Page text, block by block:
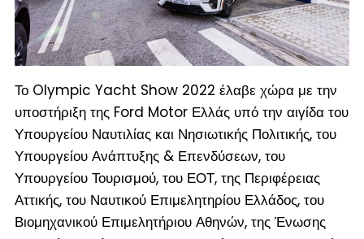
Το Olympic Yacht Show 2022 έλαβε χώρα με την
υποστήριξη της Ford Motor Ελλάς υπό την αιγίδα του
Υπουργείου Ναυτιλίας και Νησιωτικής Πολιτικής, του
Υπουργείου Ανάπτυξης & Επενδύσεων, του
Υπουργείου Τουρισμού, του ΕΟΤ, της Περιφέρειας
Αττικής, του Ναυτικού Επιμελητηρίου Ελλάδος, του
Βιομηχανικού Επιμελητήριου Αθηνών, της Ένωσης